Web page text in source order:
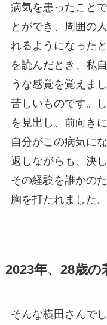
病気を患ったこと
とができ、周囲の
れるようになった
を読んだとき、私
うな感覚を覚えま
苦しいものです。
を見出し、前向き
自分がこの病気に
返しながらも、決
その経験を誰かの
胸を打たれました。
2023年、28歳の
そんな横田さんで